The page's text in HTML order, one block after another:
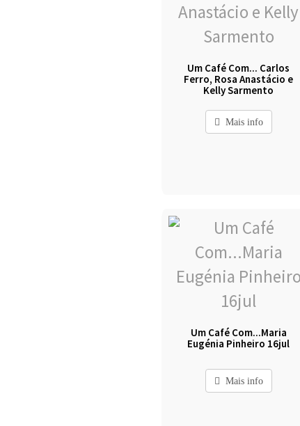
Um Café Com... Carlos
Ferro, Rosa Anastácio e
Kelly Sarmento
Mais info
Um Café Com...Maria
Eugénia Pinheiro 16jul
Mais info